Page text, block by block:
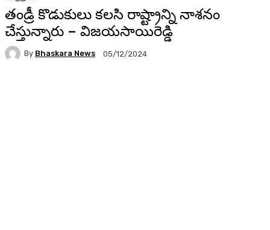
తండ్రీ కొడుకులు కలసి రాష్ట్రాన్ని నాశనం
చేస్తున్నారు – విజయసాయిరెడ్డి
By Bhaskara News 05/12/2024